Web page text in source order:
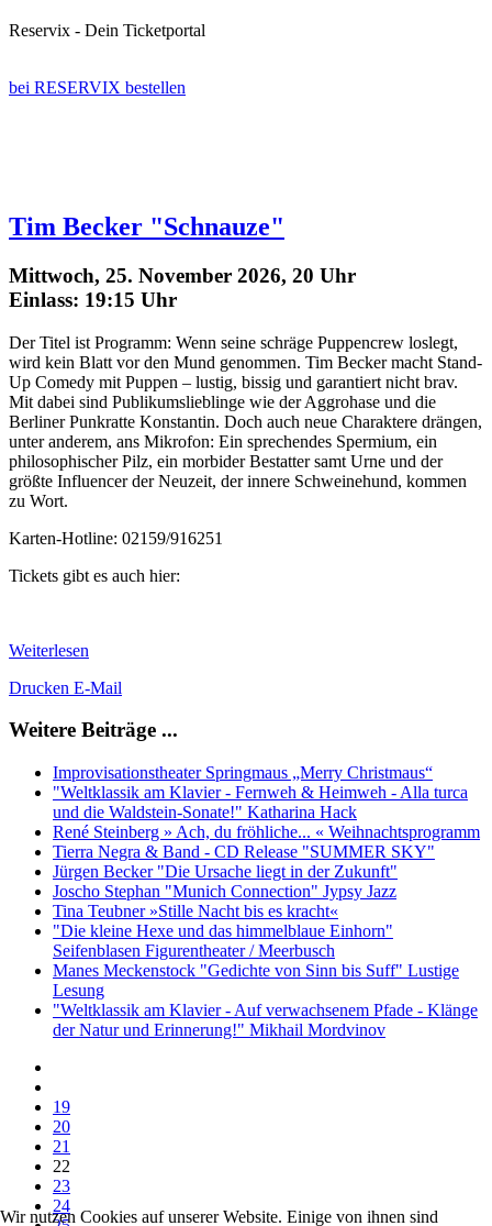
Reservix - Dein Ticketportal
bei RESERVIX bestellen
Tim Becker "Schnauze"
Mittwoch, 25. November 2026, 20 Uhr
Einlass: 19:15 Uhr
Der Titel ist Programm: Wenn seine schräge Puppencrew loslegt,
wird kein Blatt vor den Mund genommen. Tim Becker macht Stand-
Up Comedy mit Puppen – lustig, bissig und garantiert nicht brav.
Mit dabei sind Publikumslieblinge wie der Aggrohase und die
Berliner Punkratte Konstantin. Doch auch neue Charaktere drängen,
unter anderem, ans Mikrofon: Ein sprechendes Spermium, ein
philosophischer Pilz, ein morbider Bestatter samt Urne und der
größte Influencer der Neuzeit, der innere Schweinehund, kommen
zu Wort.
Karten-Hotline: 02159/916251
Tickets gibt es auch hier:
Weiterlesen
Drucken E-Mail
Weitere Beiträge ...
Improvisationstheater Springmaus „Merry Christmaus“
"Weltklassik am Klavier - Fernweh & Heimweh - Alla turca
und die Waldstein-Sonate!" Katharina Hack
René Steinberg » Ach, du fröhliche... « Weihnachtsprogramm
Tierra Negra & Band - CD Release "SUMMER SKY"
Jürgen Becker "Die Ursache liegt in der Zukunft"
Joscho Stephan "Munich Connection" Jypsy Jazz
Tina Teubner »Stille Nacht bis es kracht«
"Die kleine Hexe und das himmelblaue Einhorn"
Seifenblasen Figurentheater / Meerbusch
Manes Meckenstock "Gedichte von Sinn bis Suff" Lustige
Lesung
"Weltklassik am Klavier - Auf verwachsenem Pfade - Klänge
der Natur und Erinnerung!" Mikhail Mordvinov
19
20
21
22
23
24
Wir nutzen Cookies auf unserer Website. Einige von ihnen sind